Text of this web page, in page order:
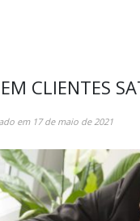
CLIENTES
em 17 de maio de 2021